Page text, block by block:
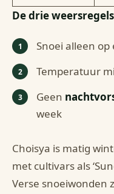
De drie
Snoei alleen op
Temperatuur
Geen
week
Choisya is matig
met cultivars als
Verse snoeiwonden